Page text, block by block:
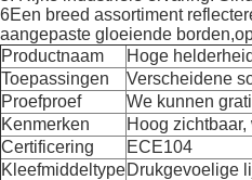
6Een breed assortiment
aangepaste gloeiende
Productnaam
Hoge
Toepassingen
Verscheidene
Proefproef
We kunnen
Kenmerken
Hoog
Certificering
ECE104
KleefmiddeltypeDrukgevoelige